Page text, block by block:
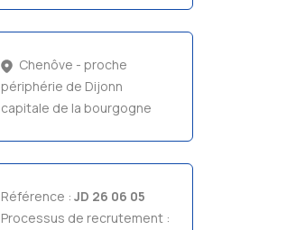
Chenôve - proche
périphérie de Dijonn
capitale de la bourgogne
Référence :JD 26 06 05
Processus de recrutement :